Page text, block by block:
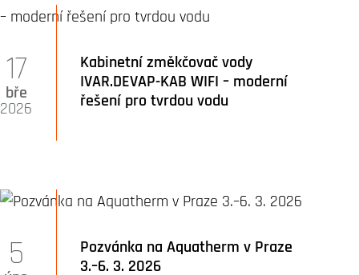
Kabinetní změkčovač vody
IVAR.DEVAP-KAB WIFI – moderní
řešení pro tvrdou vodu
17
bře
2026
Pozvánka na Aquatherm v Praze
3.–6. 3. 2026
5